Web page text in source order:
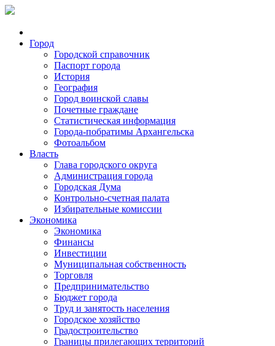
Город
Городской справочник
Паспорт города
История
География
Город воинской славы
Почетные граждане
Статистическая информация
Города-побратимы Архангельска
Фотоальбом
Власть
Глава городского округа
Администрация города
Городская Дума
Контрольно-счетная палата
Избирательные комиссии
Экономика
Экономика
Финансы
Инвестиции
Муниципальная собственность
Торговля
Предпринимательство
Бюджет города
Труд и занятость населения
Городское хозяйство
Градостроительство
Границы прилегающих территорий